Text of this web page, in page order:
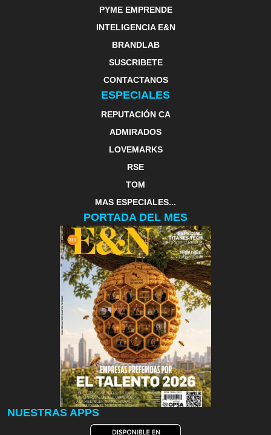
PYME EMPRENDE
INTELIGENCIA E&N
BRANDLAB
SUSCRIBETE
CONTACTANOS
ESPECIALES
REPUTACIÓN CA
ADMIRADOS
LOVEMARKS
RSE
TOM
MAS ESPECIALES...
PORTADA DEL MES
NUESTRAS APPS